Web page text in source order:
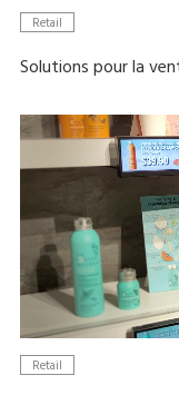
Retail
Solutions pour la
Retail